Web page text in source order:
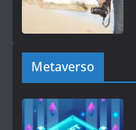
Metaverso